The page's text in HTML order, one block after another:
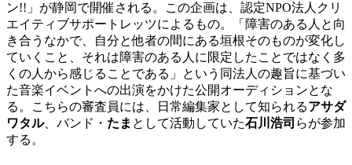
ン!!」が静岡で開催される。この企画は、認定NPO法人クリ
エイティブサポートレッツによるもの。「障害のある人と向
き合うなかで、自分と他者の間にある垣根そのものが変化し
ていくこと、それは障害のある人に限定したことではなく多
くの人から感じることである」という同法人の趣旨に基づい
た音楽イベントへの出演をかけた公開オーディションとな
る。こちらの審査員には、日常編集家として知られるアサダ
ワタル、バンド・ たま として活動していた石川浩司 らが参加
する。